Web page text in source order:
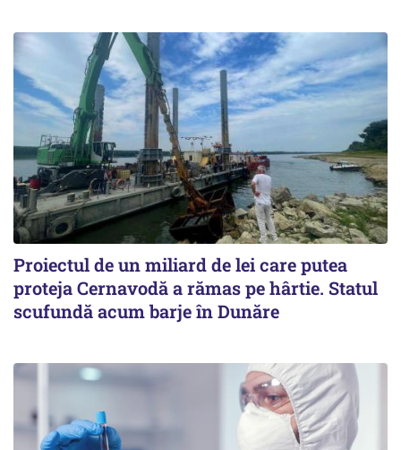
Proiectul de un miliard de lei care putea
proteja Cernavodă a rămas pe hârtie. Statul
scufundă acum barje în Dunăre